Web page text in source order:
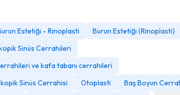
Estetiği - Rinoplasti
Burun Estetiği (Rinoplasti)
Sinüs Cerrahileri
ve kafa tabanı cerrahileri
Sinüs Cerrahisi
Otoplasti
Baş Boyun